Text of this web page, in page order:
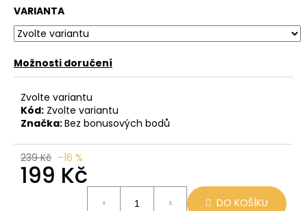
VARIANTA
Možnosti doručení
Zvolte variantu
Kód: Zvolte variantu
Značka:Bez bonusových bodů
239 Kč –16 %
199 Kč
DO KOŠÍKU
o
r
u
č
u
e
m
e
BLACK
BABOON